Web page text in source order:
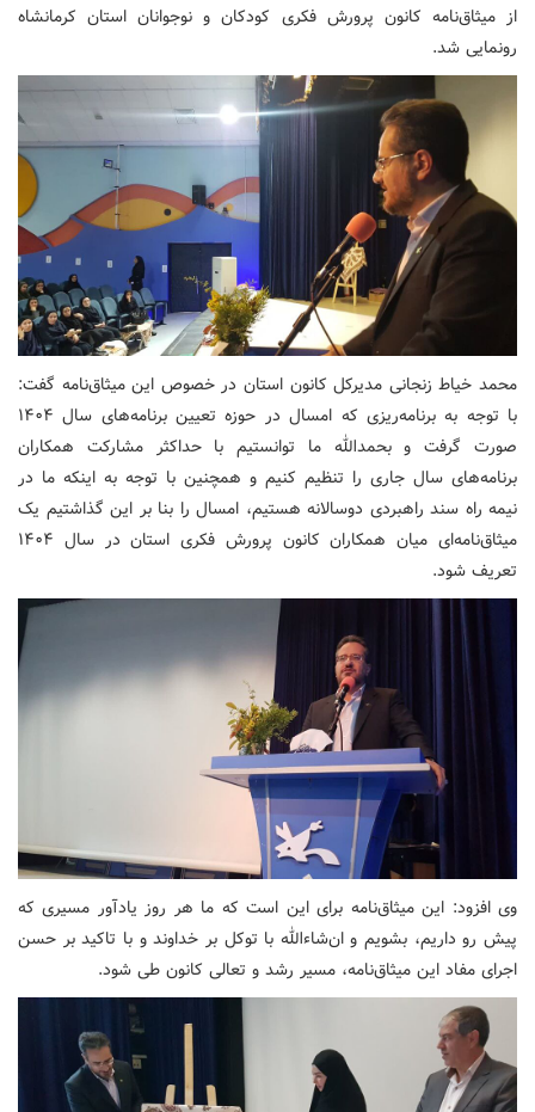
از میثاق‌نامه کانون پرورش فکری کودکان و نوجوانان استان کرمانشاه
رونمایی شد.
محمد خیاط زنجانی مدیرکل کانون استان در خصوص این میثاق‌نامه گفت:
با توجه به برنامه‌ریزی که امسال در حوزه تعیین برنامه‌های سال ۱۴۰۴
صورت گرفت و بحمدالله ما توانستیم با حداکثر مشارکت همکاران
برنامه‌های سال جاری را تنظیم کنیم و همچنین با توجه به اینکه ما در
نیمه راه سند راهبردی دوسالانه هستیم، امسال را بنا بر این گذاشتیم یک
میثاق‌نامه‌ای میان همکاران کانون پرورش فکری استان در سال ۱۴۰۴
تعریف شود.
وی افزود: این میثاق‌نامه برای این است که ما هر روز یادآور مسیری که
پیش رو داریم، بشویم و ان‌شاءالله با توکل بر خداوند و با تاکید بر حسن
اجرای مفاد این میثاق‌نامه، مسیر رشد و تعالی کانون طی شود.